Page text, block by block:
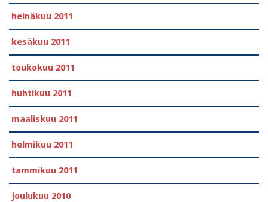
heinäkuu 2011
kesäkuu 2011
toukokuu 2011
huhtikuu 2011
maaliskuu 2011
helmikuu 2011
tammikuu 2011
joulukuu 2010